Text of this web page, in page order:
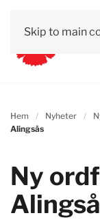
Skip to main
Hem Nyheter
Alingsås
Ny